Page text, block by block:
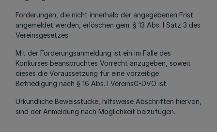
Forderungen, die nicht innerhalb der angegebenen Frist
angemeldet werden, erlöschen gem. § 13 Abs. l Satz 3 des
Vereinsgesetzes.
Mit der Forderungsanmeldung ist ein im Falle des
Konkurses beanspruchtes Vorrecht anzugeben, soweit
dieses die Voraussetzung für eine vorzeitige
Befriedigung nach § 16 Abs. l VereinsG-DVO ist.
Urkundliche Beweisstücke, hilfsweise Abschriften hiervon,
sind der Anmeldung nach Möglichkeit beizufügen.